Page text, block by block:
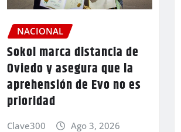
NACIONAL
Sokol marca distancia de
Oviedo y asegura que la
aprehensión de Evo no es
prioridad
Clave300 Ago 3, 2026